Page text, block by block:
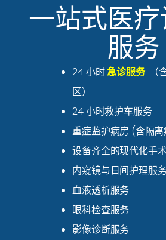
一站式医
服务
24 小时急诊服务
（
区）
24 小时救护车服务
重症监护病房 (含隔
设备齐全的现代化手
内窥镜与日间护理服
血液透析服务
眼科检查服务
影像诊断服务